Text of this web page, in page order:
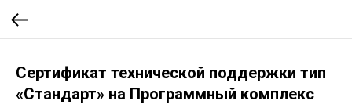
Сертификат технической поддержки тип
«Стандарт» на Программный комплекс